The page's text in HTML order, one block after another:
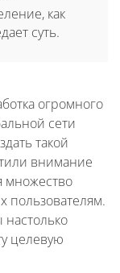
как
суть.
огромного
сети
такой
внимание
множество
целевую